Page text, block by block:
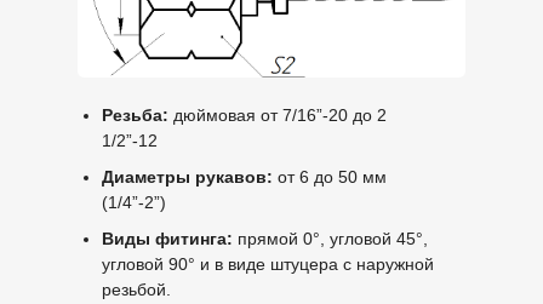
Резьба: дюймовая от 7/16”-20 до 2
1/2”-12
Диаметры рукавов: от 6 до 50 мм
(1/4”-2”)
Виды фитинга: прямой 0°, угловой 45°,
угловой 90° и в виде штуцера с наружной
резьбой.